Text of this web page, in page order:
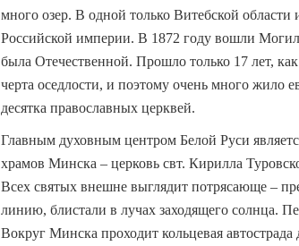
много озер. В одной только Витебской
Российской империи. В 1872 году вошли
была Отечественной. Прошло только 17 лет,
черта оседлости, и поэтому очень много жило
десятка православных церквей.
Главным духовным центром Белой Руси
храмов Минска – церковь свт. Кирилла
Всех святых внешне выглядит потрясающе –
линию, блистали в лучах заходящего солнца.
Вокруг Минска проходит кольцевая